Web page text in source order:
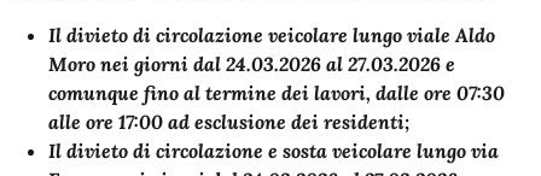
Il divieto di circolazione veicolare lungo viale Aldo
Moro nei giorni dal 24.03.2026 al 27.03.2026 e
comunque fino al termine dei lavori, dalle ore 07:30
alle ore 17:00 ad esclusione dei residenti;
Il divieto di circolazione e sosta veicolare lungo via